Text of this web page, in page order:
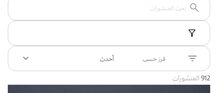
نوفر بيانات موثوقة ودقيقة في مجالي الطاقة والاقتصاد، ونتيحها للجميع.
استعرض الصور لأبرز فعالياتنا الأخيرة ومبادراتنا وشراكاتنا.
يرجى التواصل معنا للاستفسارات العامة، وفرص التعاون، والطلبات الإعلامية.
انضم إلى فريقنا
عن كابسارك
فرز حسب أحدث
912المنشورات